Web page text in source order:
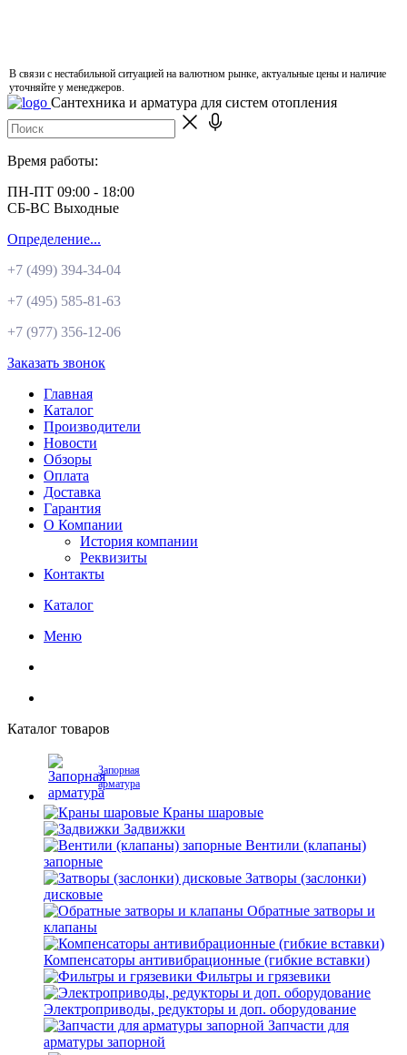
В связи с нестабильной ситуацией на валютном рынке, актуальные цены и наличие
уточняйте у менеджеров.
Сантехника и арматура для систем отопления
Время работы:
ПН-ПТ 09:00 - 18:00
СБ-ВС Выходные
Определение...
+7 (499) 394-34-04
+7 (495) 585-81-63
+7 (977) 356-12-06
Заказать звонок
Главная
Каталог
Производители
Новости
Обзоры
Оплата
Доставка
Гарантия
О Компании
История компании
Реквизиты
Контакты
Каталог
Меню
Каталог товаров
Запорная
арматура
Краны шаровые
Задвижки
Вентили (клапаны)
запорные
Затворы (заслонки)
дисковые
Обратные затворы и
клапаны
Компенсаторы антивибрационные (гибкие вставки)
Фильтры и грязевики
Электроприводы, редукторы и доп. оборудование
Запчасти для
арматуры запорной